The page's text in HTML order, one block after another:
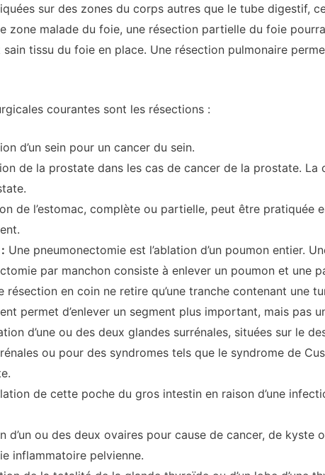
sur des zones du corps autres que le tube digestif,
zone malade du foie, une résection partielle du foie
tissu du foie en place. Une résection pulmonaire
courantes sont les résections :
d’un sein pour un cancer du sein.
de la prostate dans les cas de cancer de la prostate. La
de l’estomac, complète ou partielle, peut être pratiquée
Une pneumonectomie est l’ablation d’un poumon entier.
par manchon consiste à enlever un poumon et une
résection en coin ne retire qu’une tranche contenant une
permet d’enlever un segment plus important, mais pas
d’une ou des deux glandes surrénales, situées sur le
ou pour des syndromes tels que le syndrome de
de cette poche du gros intestin en raison d’une
d’un ou des deux ovaires pour cause de cancer, de kyste
inflammatoire pelvienne.